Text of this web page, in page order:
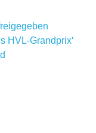
HVL-Grandprix‘